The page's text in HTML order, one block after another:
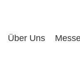
Über Uns